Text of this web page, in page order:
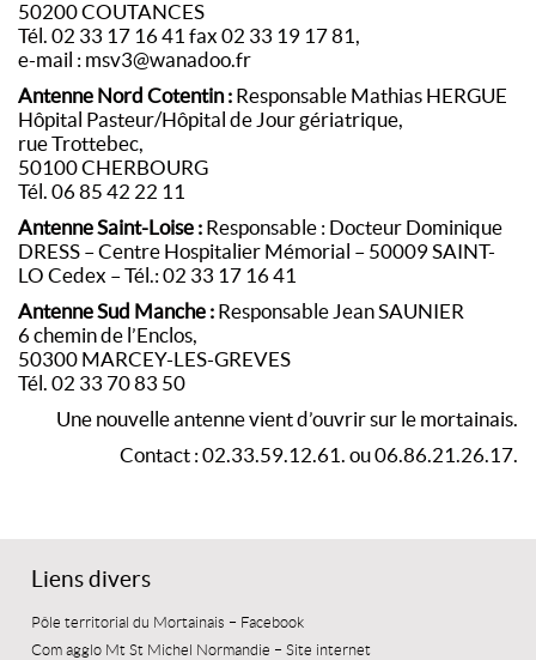
50200 COUTANCES
Tél. 02 33 17 16 41 fax 02 33 19 17 81,
e-mail : msv3@wanadoo.fr
Antenne Nord Cotentin : Responsable Mathias HERGUE
Hôpital Pasteur/Hôpital de Jour gériatrique,
rue Trottebec,
50100 CHERBOURG
Tél. 06 85 42 22 11
Antenne Saint-Loise : Responsable : Docteur Dominique
DRESS – Centre Hospitalier Mémorial – 50009 SAINT-
LO Cedex – Tél.: 02 33 17 16 41
Antenne Sud Manche : Responsable Jean SAUNIER
6 chemin de l’Enclos,
50300 MARCEY-LES-GREVES
Tél. 02 33 70 83 50
Une nouvelle antenne vient d’ouvrir sur le mortainais.
Contact : 02.33.59.12.61. ou 06.86.21.26.17.
Liens divers
Pôle territorial du Mortainais – Facebook
Com agglo Mt St Michel Normandie – Site internet